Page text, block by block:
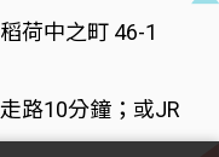
荷中之町 46-1
路10分鐘；或JR